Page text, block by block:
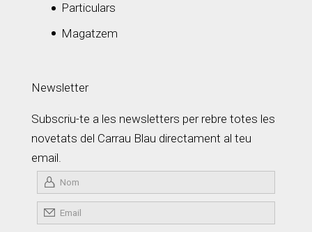
Particulars
Magatzem
Newsletter
Subscriu-te a les newsletters per rebre totes les
novetats del Carrau Blau directament al teu
email.